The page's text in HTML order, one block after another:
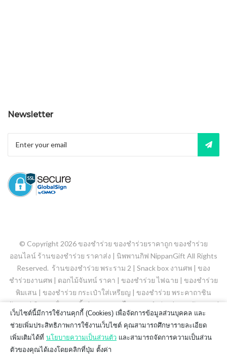
Newsletter
© Copyright 2026ของชำร่วย ของชำร่วยราคาถูก ของชำร่วย
ออนไลน์ ร้านของชำร่วย ราคาส่ง | นิพพานกิฟ NippanGift All Rights
Reserved. ร้านของชำร่วย พระราม 2 | Snack box งานศพ | ของ
ชำร่วยงานศพ | ดอกไม้จันทน์ ราคา | ของชำร่วย ไฟฉาย | ของชําร่วย
พิมเสน | ของชําร่วย กระเป๋าใส่เหรียญ | ของชำร่วย พระคาถาชิน
บัญชร
| พิมเสนน้ํา ลูกกลิ้ง | ยาดมสมุนไพร ของชำร่วย | ขนมจัดเบรค
|
ของชําร่วย สเปรย์แอลกอฮอล์|ของชำร่วยถุงผ้า|
เว็บไซต์นี้มีการใช้งานคุกกี้ (Cookies) เพื่อจัดการข้อมูลส่วนบุคคล และ
ช่วยเพิ่มประสิทธิภาพการใช้งานเว็บไซต์ คุณสามารถศึกษารายละเอียด
เพิ่มเติมได้ที่ นโยบายความเป็นส่วนตัว และสามารถจัดการความเป็นส่วน
ตัวของคุณได้เองโดยคลิกที่ปุ่ม ตั้งค่า